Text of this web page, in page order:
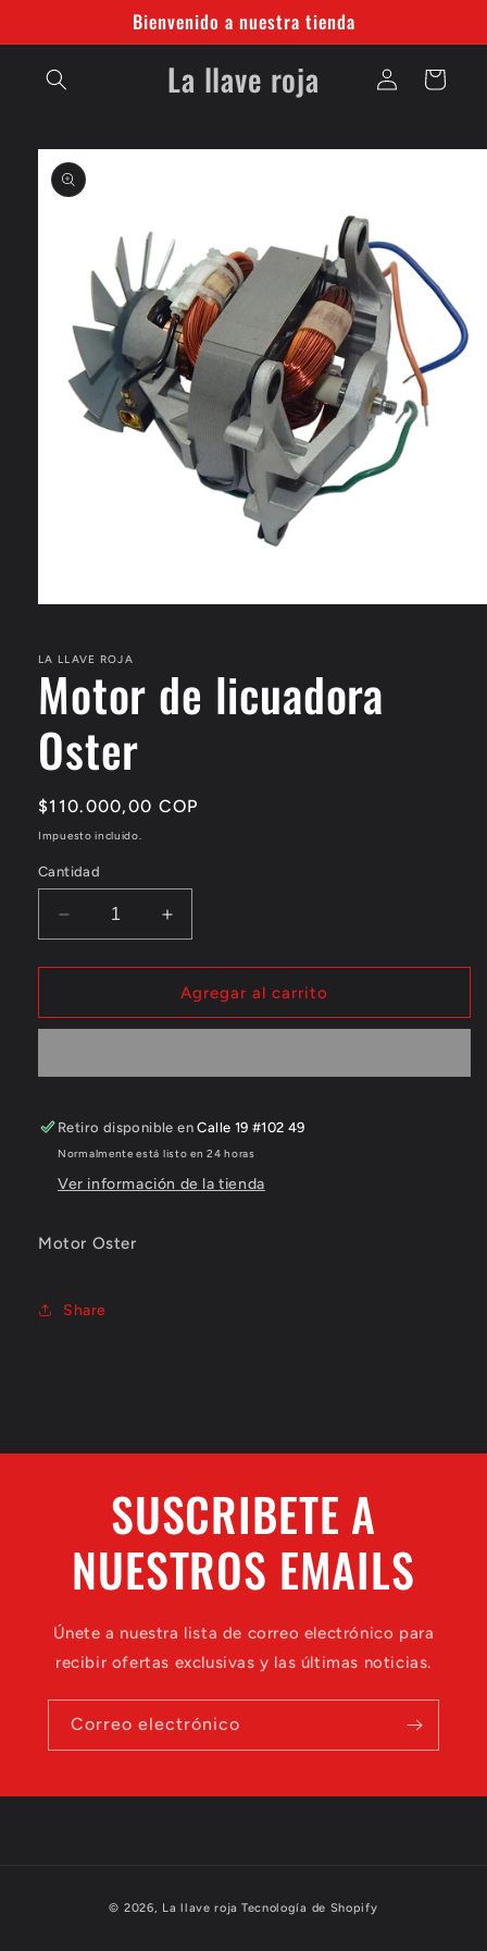
al contenido
Bienvenido a nuestra tienda
La llave roja
Iniciar
sesión
Carrito
directamente
información
1
en
una
ventana
LA LLAVE ROJA
Motor de licuadora
Oster
Precio
habitual
$110.000,00 COP
Impuesto incluido.
Cantidad
Reducir
cantidad
para
de
Aumentar
cantidad
para
Motor
de
Agregar al carrito
Retiro disponible enCalle 19 #102 49
Normalmente está listo en 24 horas
Ver información de la tienda
Motor Oster
Share
SUSCRIBETE A
NUESTROS EMAILS
Únete a nuestra lista de correo electrónico para
recibir ofertas exclusivas y las últimas noticias.
Correo electrónico
© 2026, La llave roja Tecnología de Shopify